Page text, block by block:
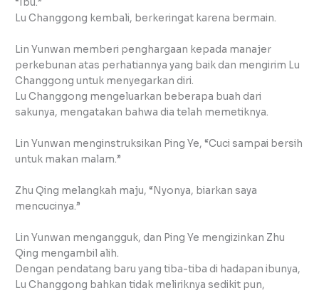
“Ibu.”
Lu Changgong kembali, berkeringat karena bermain.
Lin Yunwan memberi penghargaan kepada manajer
perkebunan atas perhatiannya yang baik dan mengirim Lu
Changgong untuk menyegarkan diri.
Lu Changgong mengeluarkan beberapa buah dari
sakunya, mengatakan bahwa dia telah memetiknya.
Lin Yunwan menginstruksikan Ping Ye, “Cuci sampai bersih
untuk makan malam.”
Zhu Qing melangkah maju, “Nyonya, biarkan saya
mencucinya.”
Lin Yunwan mengangguk, dan Ping Ye mengizinkan Zhu
Qing mengambil alih.
Dengan pendatang baru yang tiba-tiba di hadapan ibunya,
Lu Changgong bahkan tidak meliriknya sedikit pun,